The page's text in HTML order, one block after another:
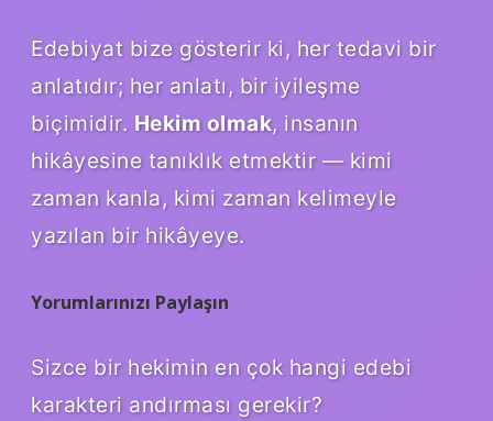
Edebiyat bize gösterir ki, her tedavi bir
anlatıdır; her anlatı, bir iyileşme
biçimidir. Hekim olmak, insanın
hikâyesine tanıklık etmektir — kimi
zaman kanla, kimi zaman kelimeyle
yazılan bir hikâyeye.
Yorumlarınızı Paylaşın
Sizce bir hekimin en çok hangi edebi
karakteri andırması gerekir?